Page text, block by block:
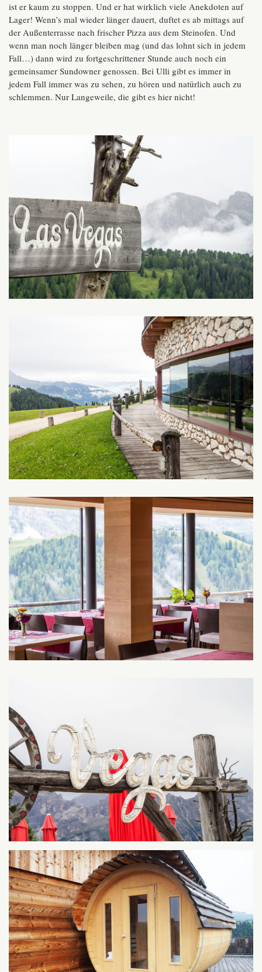
ist er kaum zu stoppen. Und er hat wirklich viele Anekdoten auf
Lager! Wenn’s mal wieder länger dauert, duftet es ab mittags auf
der Außenterrasse nach frischer Pizza aus dem Steinofen. Und
wenn man noch länger bleiben mag (und das lohnt sich in jedem
Fall…) dann wird zu fortgeschrittener Stunde auch noch ein
gemeinsamer Sundowner genossen. Bei Ulli gibt es immer in
jedem Fall immer was zu sehen, zu hören und natürlich auch zu
schlemmen. Nur Langeweile, die gibt es hier nicht!